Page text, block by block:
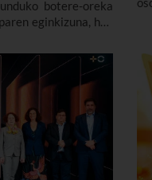
botere-oreka
eginkizuna, hub